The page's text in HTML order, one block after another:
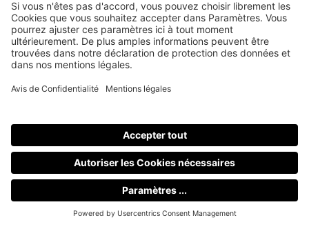
étagère.
Enceintes colonnes : Les enceintes
colonnes actives tirent parti de leur forme.
Contrairement à d'autres appareils, elles
ont un volume plus élevé, ce qui améliore
l'expérience sonore. De plus, elles intègrent
permettant ainsi de restituer toutes les
fréquences.
Barres de son: Les barres de son sont de
plus en plus populaires auprès des
cinéphiles. Ces modèles étroits sont des
enceintes actives pour la télévision, offrant